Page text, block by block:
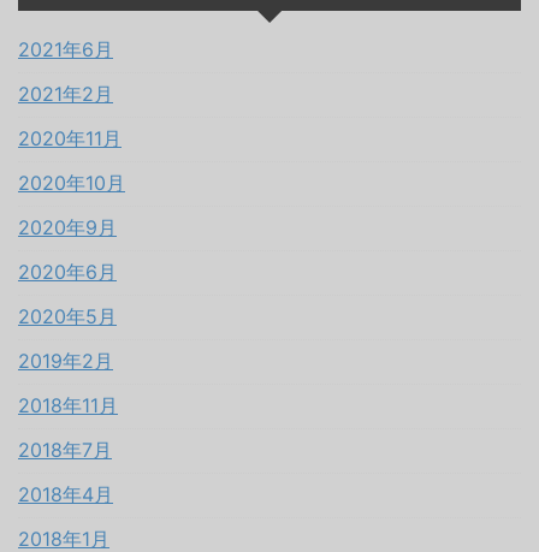
2021年6月
2021年2月
2020年11月
2020年10月
2020年9月
2020年6月
2020年5月
2019年2月
2018年11月
2018年7月
2018年4月
2018年1月